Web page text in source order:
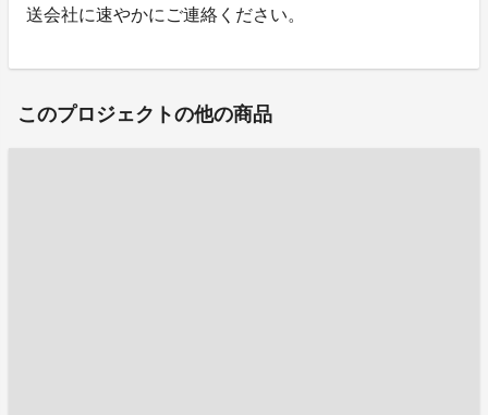
送会社に速やかにご連絡ください。
このプロジェクトの他の商品